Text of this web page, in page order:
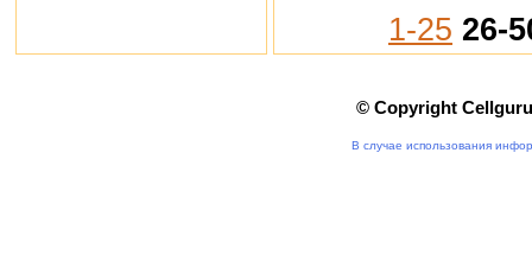
1-25 26-
© Copyright
В случае использования